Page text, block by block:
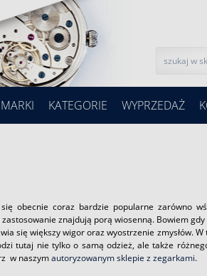
MARKI KATEGORIE WYPRZEDAŻ
obecnie coraz bardzie popularne zarówno
znajdują porą wiosenną. Bowiem
się większy wigor oraz wyostrzenie zmysłów.
tutaj nie tylko o samą odzież, ale także
w naszymautoryzowanym sklepie z zegarkami.